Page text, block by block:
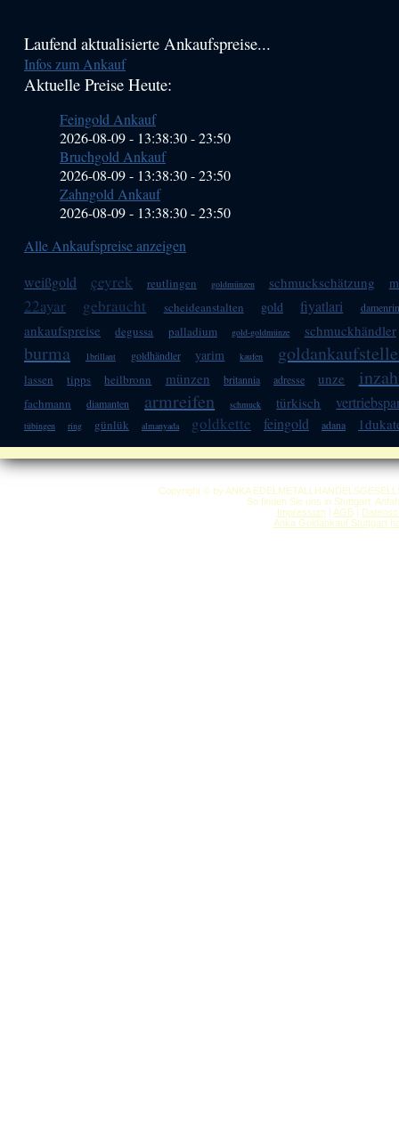
Haupt-
Sidebar
Laufend aktualisierte Ankaufspreise...
Infos zum Ankauf
Aktuelle Preise Heute:
Feingold Ankauf
2026-08-09 - 13:38:30-23:50
Bruchgold Ankauf
2026-08-09 - 13:38:30-23:50
Zahngold Ankauf
2026-08-09 - 13:38:30-23:50
Alle Ankaufspreise anzeigen
weißgold
çeyrek reutlingen goldmünzen schmuckschätzung
22ayar gebraucht scheideanstalten gold fiyatlari
ankaufspreise degussa palladium gold-goldmünze schmuckhändler
burma 1brillant goldhändler yarim kaufen
lassen tipps heilbronn münzen britannia adresse unze
fachmann diamanten armreifen schmuck türkisch
tübingen ring günlük almanyada goldkette feingold adana
Copyright © by ANKA
So finden Sie uns in Stuttgart:
Impressum| AGB|
Anka Goldankauf Stuttgart